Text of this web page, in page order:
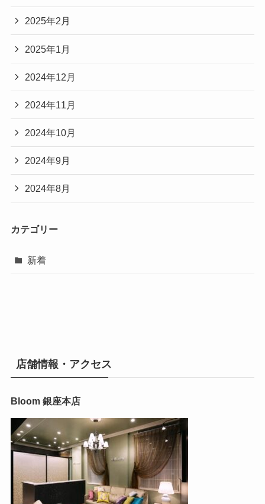
2025年2月
2025年1月
2024年12月
2024年11月
2024年10月
2024年9月
2024年8月
カテゴリー
新着
店舗情報・アクセス
Bloom 銀座本店